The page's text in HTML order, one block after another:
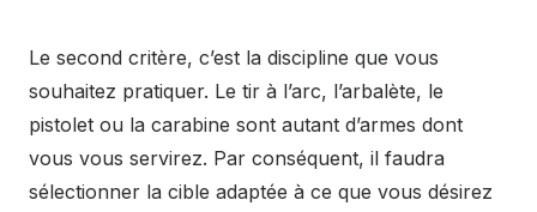
Le second critère, c’est la discipline que vous
souhaitez pratiquer. Le tir à l’arc, l’arbalète, le
pistolet ou la carabine sont autant d’armes dont
vous vous servirez. Par conséquent, il faudra
sélectionner la cible adaptée à ce que vous désirez